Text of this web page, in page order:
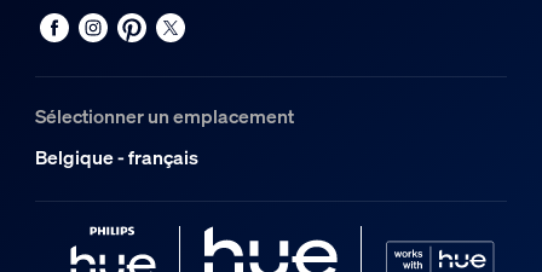
Sélectionner un emplacement
Belgique - français